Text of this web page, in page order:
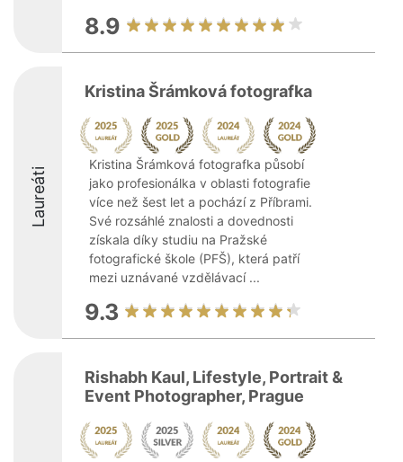
8.9
Laureáti
Kristina Šrámková fotografka
Kristina Šrámková fotografka působí
jako profesionálka v oblasti fotografie
více než šest let a pochází z Příbrami.
Své rozsáhlé znalosti a dovednosti
získala díky studiu na Pražské
fotografické škole (PFŠ), která patří
mezi uznávané vzdělávací ...
9.3
Rishabh Kaul, Lifestyle, Portrait &
Event Photographer, Prague